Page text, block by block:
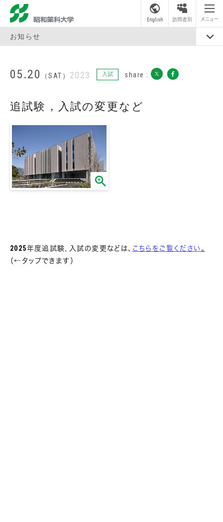
English 訪問者別 メニュー
05.20 （SAT） 2023 入試 share :
追試験，入試の変更など
2025年度追試験，入試の変更などは、 こちらをご覧ください。
（←タップできます）
お知らせ